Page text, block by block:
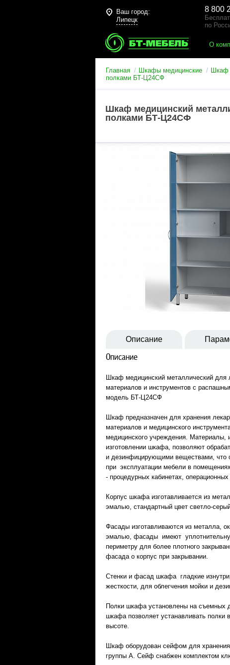
Ваш город:
Липецк
8 800
по
О
Главная Шкафы медицинские
Шкаф
полками БТ-Ц24СФ
Шкаф медицинский
полками БТ-Ц24СФ
Описание
Описание
Шкаф медицинский металлический для
материалов и инструментов с
модель БТ-Ц24СФ
Шкаф предназначен для хранения
материалов и медицинского
медицинского учреждения. Материалы,
изготовлении шкафа, позволяют
и дезинфицирующими веществами, что
при эксплуатации мебели в
- процедурных кабинетах,
Корпус шкафа изготавливается из
эмалью, стандартный цвет светло-
Фасады изготавливаются из металла,
эмалью, фасады имеют
периметру для более плотного
фасада о корпус при закрывании.
Стенки и фасад шкафа гладкие
жесткости, для облегчения мойки и
Полки шкафа установлены на съемных
шкафа позволяет устанавливать
высоте.
Шкаф оборудован сейфом для хранения
группы А. Сейф снабжен комплектом